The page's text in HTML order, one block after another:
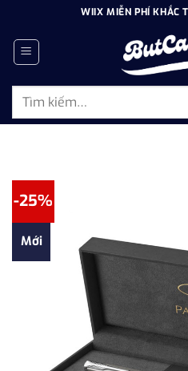
dung
WIIX MIỄN PHÍ KHẮC
Tìm
-25%
Mới